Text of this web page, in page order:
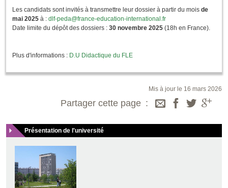
Les candidats sont invités à transmettre leur dossier à partir du mois de
mai 2025 à : dlf-peda@france-education-international.fr
Date limite du dépôt des dossiers : 30 novembre 2025 (18h en France).
Plus d'informations : D.U Didactique du FLE
Mis à jour le 16 mars 2026
Partager cette page
Présentation de l'université